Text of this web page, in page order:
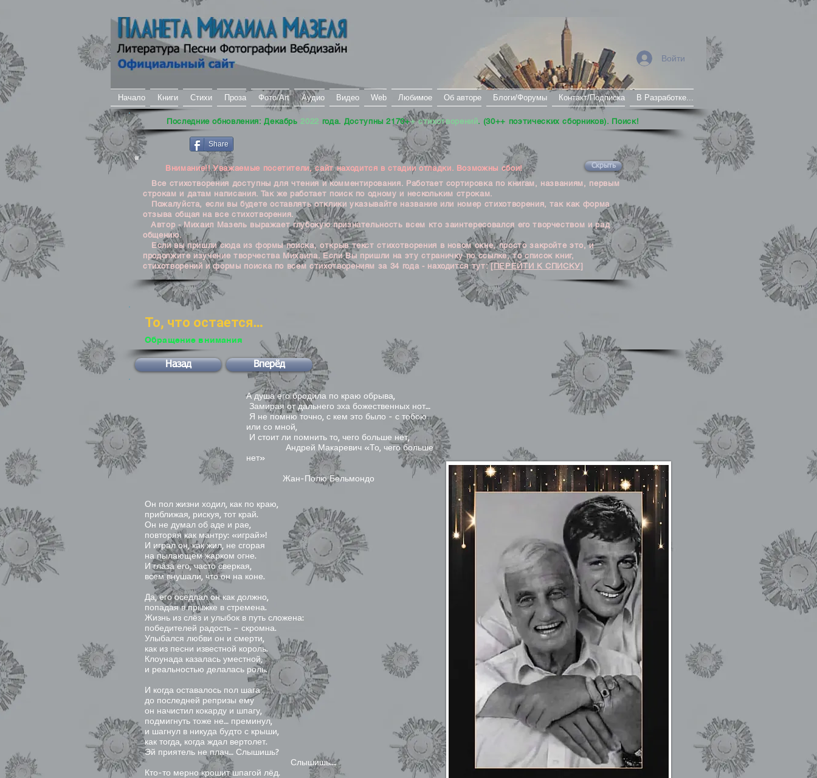
Начало Книги Стихи Проза Фото/Art Аудио Видео Web Любимое Об авторе Блоги/Форумы Контакт/Подписка В Разработке...
Войти
Последние обновления: Декабрь 2022 года. Доступны 2170++ стихотворений. (30++ поэтических сборников). Поиск!
Share
Внимание!! Уважаемые посетители, сайт находится в стадии отладки. Возможны сбои! Скрыть
Все стихотворения доступны для чтения и комментирования. Работает сортировка по книгам, названиям, первым
строкам и датам написания. Так же работает поиск по одному и нескольким строкам.
Пожалуйста, если вы будете оставлять отклики указывайте название или номер стихотворения, так как форма
отзыва общая на все стихотворения.
Автор - Михаил Мазель выражает глубокую признательность всем кто заинтересовался его творчеством и рад
общению.
Если вы пришли сюда из формы поиска, открыв текст стихотворения в новом окне, просто закройте это, и
продолжите изучение творчества Михаила. Если Вы пришли на эту страничку по ссылке, то список книг,
стихотворений и формы поиска по всем стихотворениям за 34 года - находится тут: [ПЕРЕЙТИ К СПИСКУ]
То, что остается…
Обращение внимания
Назад Вперёд
А душа его бродила по краю обрыва,
Замирая от дальнего эха божественных нот…
Я не помню точно, с кем это было - с тобою
или со мной,
И стоит ли помнить то, чего больше нет,
Андрей Макаревич «То, чего больше
нет»
Жан-Полю Бельмондо
Он пол жизни ходил, как по краю,
приближая, рискуя, тот край.
Он не думал об аде и рае,
повторяя как мантру: «играй»!
И играл он, как жил, не сгорая
на пылающем жарком огне.
И глаза его, часто сверкая,
всем внушали, что он на коне.
Да, его оседлал он как должно,
попадая в прыжке в стремена.
Жизнь из слёз и улыбок в путь сложена:
победителей радость – скромна.
Улыбался любви он и смерти,
как из песни известной король.
Клоунада казалась уместной,
и реальностью делалась роль.
И когда оставалось пол шага
до последней репризы ему
он начистил кокарду и шпагу,
подмигнуть тоже не… преминул,
и шагнул в никуда будто с крыши,
как тогда, когда ждал вертолет.
Эй приятель не плач… Слышишь?
Слышишь….
Кто-то мерно крошит шпагой лёд.